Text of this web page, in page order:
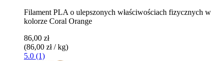
Filament PLA o ulepszonych właściwościach fizycznych w
kolorze Coral Orange
86,00 zł
(86,00 zł / kg)
5.0 (1)